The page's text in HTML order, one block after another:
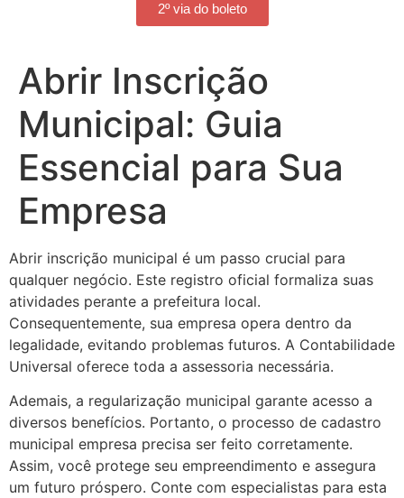
2º via do boleto
Abrir Inscrição
Municipal: Guia
Essencial para Sua
Empresa
Abrir inscrição municipal é um passo crucial para
qualquer negócio. Este registro oficial formaliza suas
atividades perante a prefeitura local.
Consequentemente, sua empresa opera dentro da
legalidade, evitando problemas futuros. A Contabilidade
Universal oferece toda a assessoria necessária.
Ademais, a regularização municipal garante acesso a
diversos benefícios. Portanto, o processo de cadastro
municipal empresa precisa ser feito corretamente.
Assim, você protege seu empreendimento e assegura
um futuro próspero. Conte com especialistas para esta